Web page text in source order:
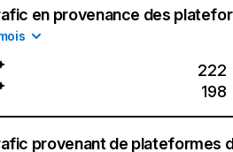
en provenance des
222
198
provenant de plateformes